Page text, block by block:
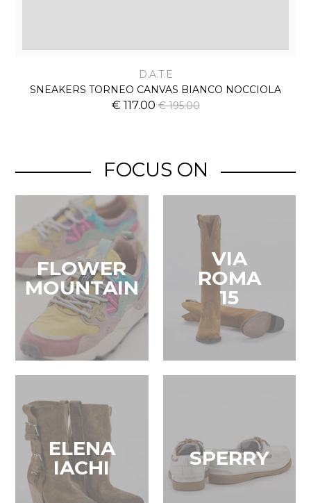
D.A.T.E
SNEAKERS TORNEO CANVAS BIANCO NOCCIOLA
€ 117.00€ 195.00
FOCUS ON
FLOWER
MOUNTAIN
VIA
ROMA
15
ELENA
IACHI
SPERRY